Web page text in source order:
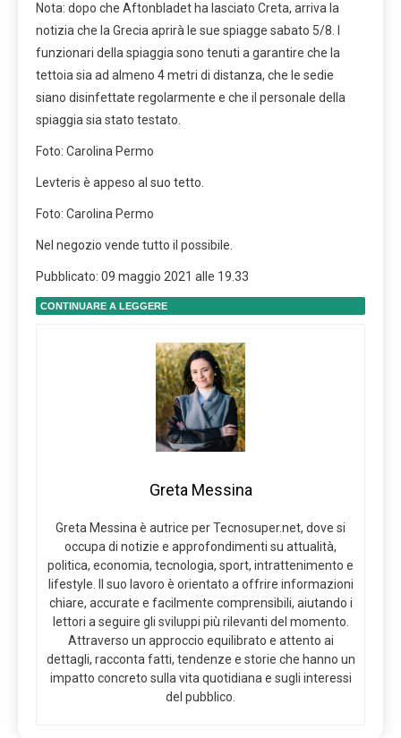
Nota: dopo che Aftonbladet ha lasciato Creta, arriva la
notizia che la Grecia aprirà le sue spiagge sabato 5/8. I
funzionari della spiaggia sono tenuti a garantire che la
tettoia sia ad almeno 4 metri di distanza, che le sedie
siano disinfettate regolarmente e che il personale della
spiaggia sia stato testato.
Foto: Carolina Permo
Levteris è appeso al suo tetto.
Foto: Carolina Permo
Nel negozio vende tutto il possibile.
Pubblicato: 09 maggio 2021 alle 19.33
CONTINUARE A LEGGERE
Greta Messina
Greta Messina è autrice per Tecnosuper.net, dove si
occupa di notizie e approfondimenti su attualità,
politica, economia, tecnologia, sport, intrattenimento e
lifestyle. Il suo lavoro è orientato a offrire informazioni
chiare, accurate e facilmente comprensibili, aiutando i
lettori a seguire gli sviluppi più rilevanti del momento.
Attraverso un approccio equilibrato e attento ai
dettagli, racconta fatti, tendenze e storie che hanno un
impatto concreto sulla vita quotidiana e sugli interessi
del pubblico.